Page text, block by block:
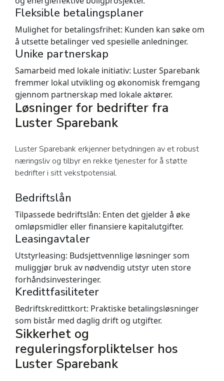
Fleksible betalingsplaner
Mulighet for betalingsfrihet: Kunden kan søke om
å utsette betalinger ved spesielle anledninger.
Unike partnerskap
Samarbeid med lokale initiativ: Luster Sparebank
fremmer lokal utvikling og økonomisk fremgang
gjennom partnerskap med lokale aktører.
Løsninger for bedrifter fra
Luster Sparebank
Luster Sparebank erkjenner betydningen av et robust
næringsliv og tilbyr en rekke tjenester for å støtte
bedrifter i sitt vekstpotensial.
Bedriftslån
Tilpassede bedriftslån: Enten det gjelder å øke
omløpsmidler eller finansiere kapitalutgifter.
Leasingavtaler
Utstyrleasing: Budsjettvennlige løsninger som
muliggjør bruk av nødvendig utstyr uten store
forhåndsinvesteringer.
Kredittfasiliteter
Bedriftskredittkort: Praktiske betalingsløsninger
som bistår med daglig drift og utgifter.
Sikkerhet og
reguleringsforpliktelser hos
Luster Sparebank